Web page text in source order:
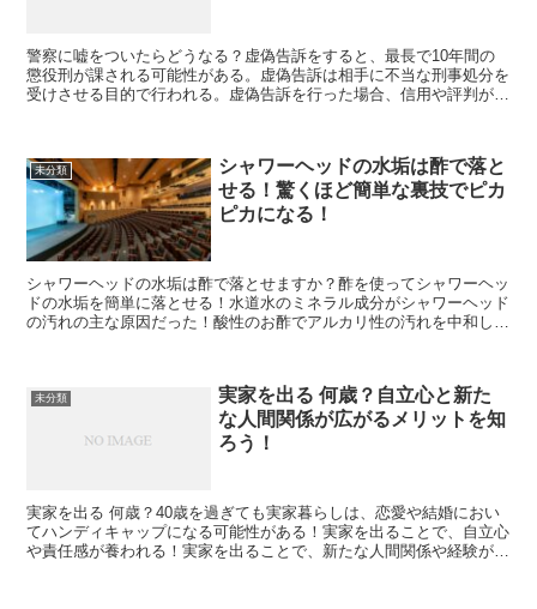
警察に嘘をついたらどうなる？虚偽告訴をすると、最長で10年間の
懲役刑が課される可能性がある。虚偽告訴は相手に不当な刑事処分を
受けさせる目的で行われる。虚偽告訴を行った場合、信用や評判が大
未分類
シャワーヘッドの水垢は酢で落と
せる！驚くほど簡単な裏技でピカ
ピカになる！
シャワーヘッドの水垢は酢で落とせますか？酢を使ってシャワーヘッ
ドの水垢を簡単に落とせる！水道水のミネラル成分がシャワーヘッド
の汚れの主な原因だった！酸性のお酢でアルカリ性の汚れを中和しよ
未分類
実家を出る 何歳？自立心と新た
な人間関係が広がるメリットを知
ろう！
実家を出る 何歳？40歳を過ぎても実家暮らしは、恋愛や結婚におい
てハンディキャップになる可能性がある！実家を出ることで、自立心
や責任感が養われる！実家を出ることで、新たな人間関係や経験が広